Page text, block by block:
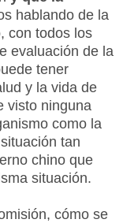
hablando de la
con todos los
evaluación de la
tener
y la vida de
visto ninguna
como la
tan
chino que
situación.
cómo se